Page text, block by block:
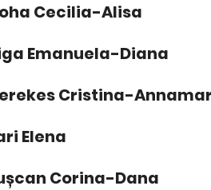
Cecilia-Alisa
Emanuela-Diana
Cristina-
Elena
Corina-Dana